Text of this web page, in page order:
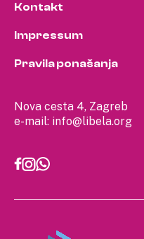
Nova cesta 4, Zagreb
e-mail: info@libela.org
Kontakt
Impressum
Pravila ponašanja